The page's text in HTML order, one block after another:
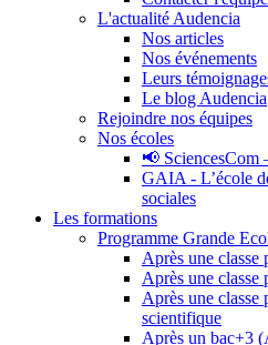
L'actualité Audencia
Nos articles
Nos événements
Leurs
Le blog Audencia
Rejoindre nos équipes
Nos écoles
📢 SciencesCom
GAIA - L’école
sociales
Les formations
Programme Grande
Après une classe
Après une classe
Après une
scientifique
Après un bac+3